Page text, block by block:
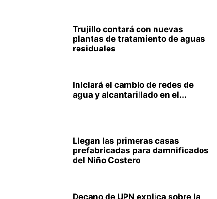
Trujillo contará con nuevas
plantas de tratamiento de aguas
residuales
Iniciará el cambio de redes de
agua y alcantarillado en el...
Llegan las primeras casas
prefabricadas para damnificados
del Niño Costero
Decano de UPN explica sobre la